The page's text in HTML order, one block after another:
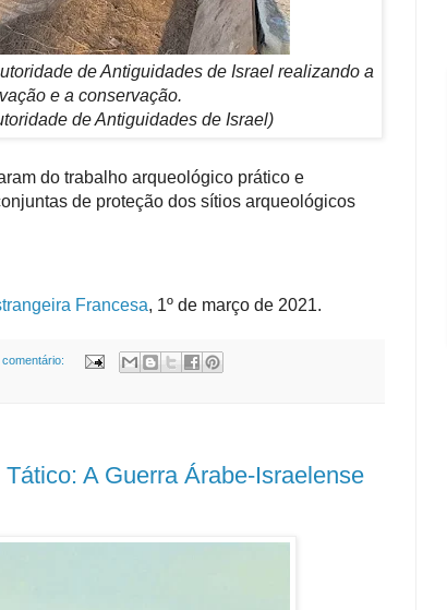
de Antiguidades de Israel realizando a
e a conservação.
de Antiguidades de Israel)
do trabalho arqueológico prático e
de proteção dos sítios arqueológicos
Francesa, 1º de março de 2021.
A Guerra Árabe-Israelense